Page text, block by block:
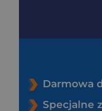
Darmowa
Specjalne